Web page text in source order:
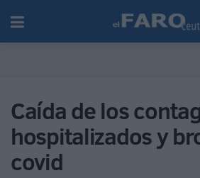
Caída de los
hospitalizados y
covid